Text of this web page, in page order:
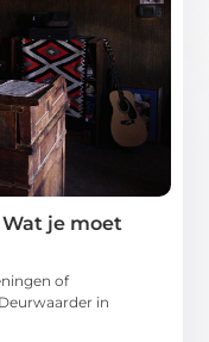
je moet
of
in